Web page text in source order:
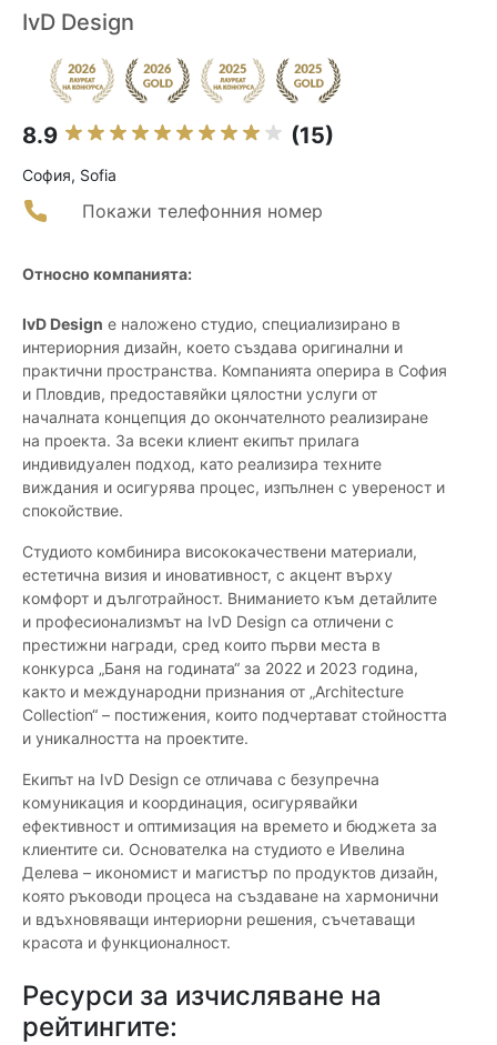
IvD Design
8.9 (15)
София, Sofia
Покажи телефонния номер
Относно компанията:
IvD Design е наложено студио, специализирано в
интериорния дизайн, което създава оригинални и
практични пространства. Компанията оперира в София
и Пловдив, предоставяйки цялостни услуги от
началната концепция до окончателното реализиране
на проекта. За всеки клиент екипът прилага
индивидуален подход, като реализира техните
виждания и осигурява процес, изпълнен с увереност и
спокойствие.
Студиото комбинира висококачествени материали,
естетична визия и иновативност, с акцент върху
комфорт и дълготрайност. Вниманието към детайлите
и професионализмът на IvD Design са отличени с
престижни награди, сред които първи места в
конкурса „Баня на годината“ за 2022 и 2023 година,
както и международни признания от „Architecture
Collection“ – постижения, които подчертават стойността
и уникалността на проектите.
Екипът на IvD Design се отличава с безупречна
комуникация и координация, осигурявайки
ефективност и оптимизация на времето и бюджета за
клиентите си. Основателка на студиото е Ивелина
Делева – икономист и магистър по продуктов дизайн,
която ръководи процеса на създаване на хармонични
и вдъхновяващи интериорни решения, съчетаващи
красота и функционалност.
Ресурси за изчисляване на
рейтингите: